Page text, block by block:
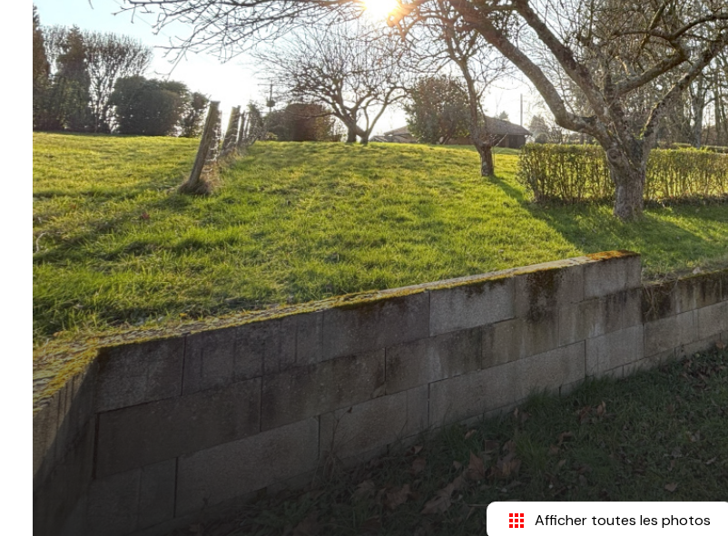
Afficher toutes les photos